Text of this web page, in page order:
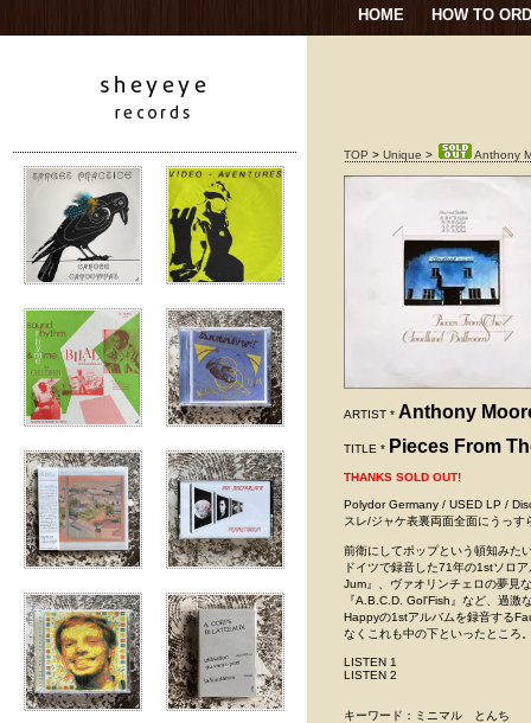
HOME HOW TO
TOP > Unique > Anthony
ARTIST * Anthony
TITLE * Pieces From
THANKS SOLD OUT!
Polydor Germany / USED LP /
スレ/ジャケ表裏両面全面にうっす
前衛にしてポップという頓知みた
ドイツで録音した71年の1stソロ
Jum』、ヴァオリンチェロの夢見
『A.B.C.D. Gol'Fish』など、過激
Happyの1stアルバムを録音する
なくこれも中の下といったところ
LISTEN 1
LISTEN 2
キーワード：ミニマル とんち